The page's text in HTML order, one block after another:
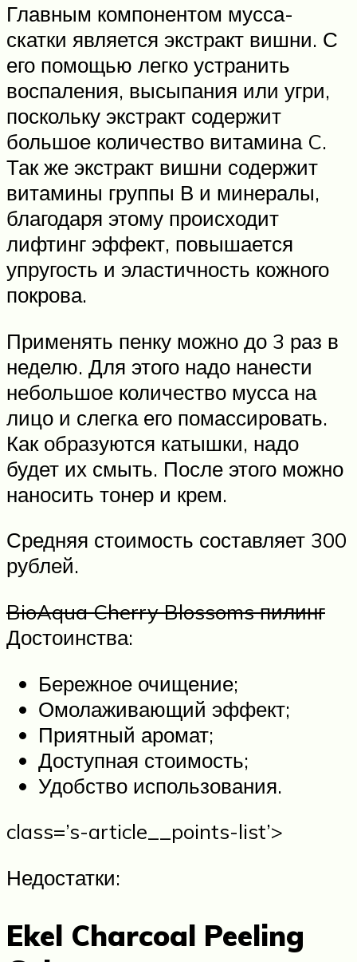
Главным компонентом мусса-
скатки является экстракт вишни. С
его помощью легко устранить
воспаления, высыпания или угри,
поскольку экстракт содержит
большое количество витамина C.
Так же экстракт вишни содержит
витамины группы В и минералы,
благодаря этому происходит
лифтинг эффект, повышается
упругость и эластичность кожного
покрова.
Применять пенку можно до 3 раз в
неделю. Для этого надо нанести
небольшое количество мусса на
лицо и слегка его помассировать.
Как образуются катышки, надо
будет их смыть. После этого можно
наносить тонер и крем.
Средняя стоимость составляет 300
рублей.
BioAqua Cherry Blossoms пилинг
Достоинства:
Бережное очищение;
Омолаживающий эффект;
Приятный аромат;
Доступная стоимость;
Удобство использования.
class=’s-article__points-list’>
Недостатки:
Ekel Charcoal Peeling